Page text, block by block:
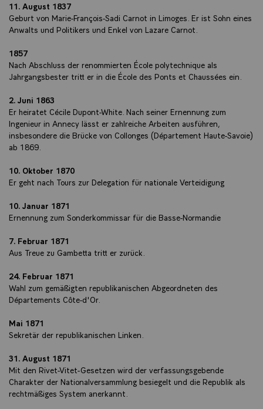
11. August 1837
Geburt von Marie-François-Sadi Carnot in Limoges. Er ist Sohn eines
Anwalts und Politikers und Enkel von Lazare Carnot.
1857
Nach Abschluss der renommierten École polytechnique als
Jahrgangsbester tritt er in die École des Ponts et Chaussées ein.
2. Juni 1863
Er heiratet Cécile Dupont-White. Nach seiner Ernennung zum
Ingenieur in Annecy lässt er zahlreiche Arbeiten ausführen,
insbesondere die Brücke von Collonges (Département Haute-Savoie)
ab 1869.
10. Oktober 1870
Er geht nach Tours zur Delegation für nationale Verteidigung
10. Januar 1871
Ernennung zum Sonderkommissar für die Basse-Normandie
7. Februar 1871
Aus Treue zu Gambetta tritt er zurück.
24. Februar 1871
Wahl zum gemäßigten republikanischen Abgeordneten des
Départements Côte-d'Or.
Mai 1871
Sekretär der republikanischen Linken.
31. August 1871
Mit den Rivet-Vitet-Gesetzen wird der verfassungsgebende
Charakter der Nationalversammlung besiegelt und die Republik als
rechtmäßiges System anerkannt.